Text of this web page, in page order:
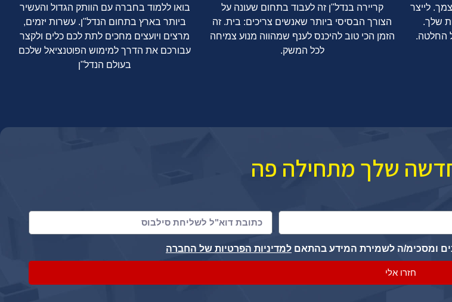
לייצר
שלך.
החלטה.
קריירה בנדל"ן זה לעבוד בתחום שעונה על
הצורך הבסיסי ביותר שאנשים צריכים: בית. זה
הזמן הכי טוב להיכנס לענף שמהווה מנוע צמיחה
לכל המשק.
בואו ללמוד בחברה עם הוותק הגדול והעשיר
ביותר בארץ בתחום הנדל"ן. עשרות יזמים,
מרצים ויועצים מחכים לתת לכם כלים ולקצר
עבורכם את הדרך למימוש הפוטנציאל שלכם
בעולם הנדל"ן
שלך מתחילה פה
ומסכימ/ה לשמירת המידע בהתאם למדיניות הפרטיות של החברה
חזרו אלי